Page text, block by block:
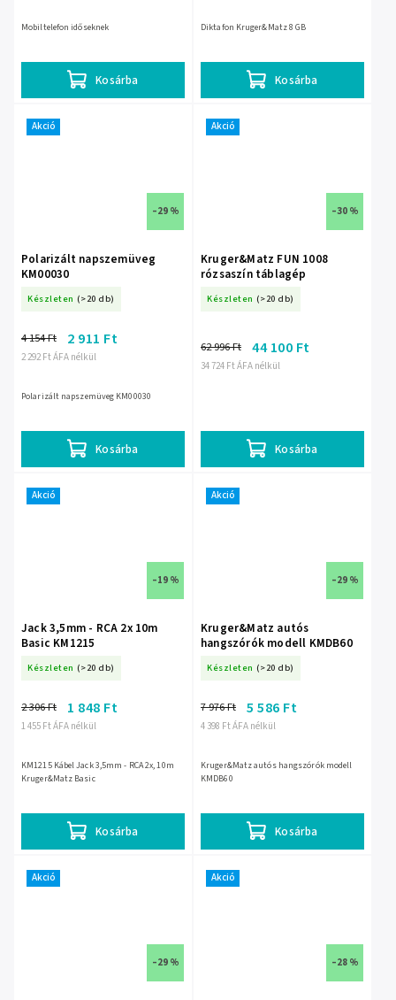
Kosárba
Mobiltelefon időseknek
Kosárba
Diktafon Kruger&Matz 8 GB
Akció
–29 %
Polarizált napszemüveg
KM00030
Készleten (>20 db)
2 292 Ft ÁFA nélkül
4 154 Ft 2 911 Ft
Kosárba
Polarizált napszemüveg KM00030
Akció
–30 %
Kruger&Matz FUN 1008
rózsaszín táblagép
Készleten (>20 db)
34 724 Ft ÁFA nélkül
62 996 Ft 44 100 Ft
Kosárba
Akció
–19 %
Jack 3,5mm - RCA 2x 10m
Basic KM1215
Készleten (>20 db)
1 455 Ft ÁFA nélkül
2 306 Ft 1 848 Ft
Kosárba
KM1215 Kábel Jack 3,5mm - RCA 2x, 10m
Kruger&Matz Basic
Akció
–29 %
Kruger&Matz autós
hangszórók modell KMDB60
Készleten (>20 db)
4 398 Ft ÁFA nélkül
7 976 Ft 5 586 Ft
Kosárba
Kruger&Matz autós hangszórók modell
KMDB60
Akció
–29 %
Akció
–28 %